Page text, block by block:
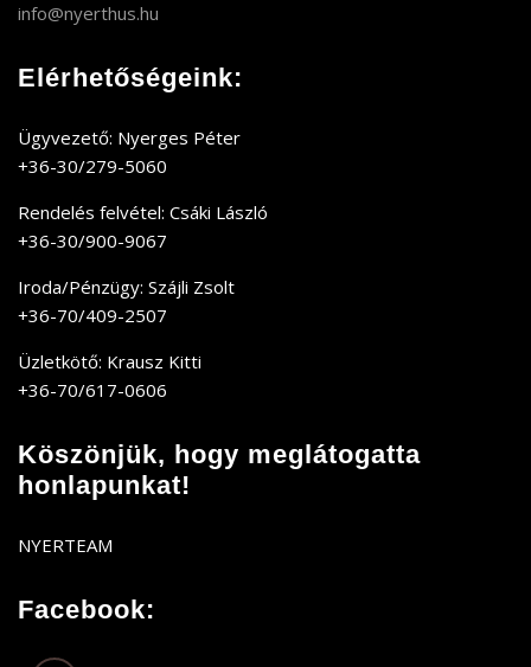
info@nyerthus.hu
Elérhetőségeink:
Ügyvezető: Nyerges Péter
+36-30/279-5060
Rendelés felvétel: Csáki László
+36-30/900-9067
Iroda/Pénzügy: Szájli Zsolt
+36-70/409-2507
Üzletkötő: Krausz Kitti
+36-70/617-0606
Köszönjük, hogy meglátogatta
honlapunkat!
NYERTEAM
Facebook: